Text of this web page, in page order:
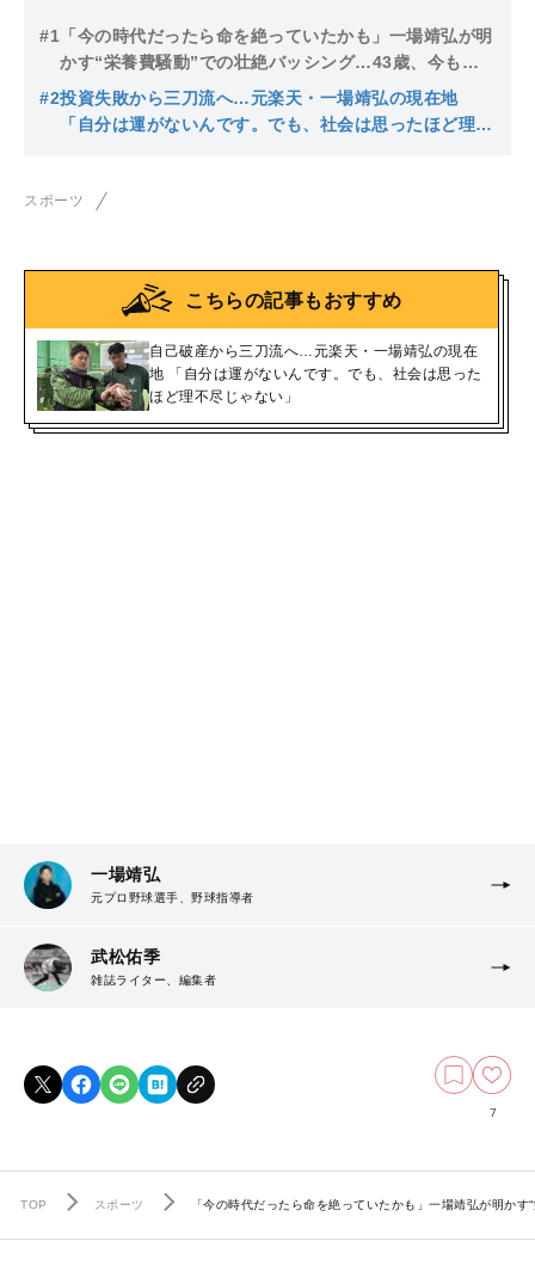
#1 「今の時代だったら命を絶っていたかも」一場靖弘が明
かす“栄養費騒動”での壮絶バッシング…43歳、今も痛
み止めを打ちながら野球に関わり続ける理由
#2投資失敗から三刀流へ…元楽天・一場靖弘の現在地
「自分は運がないんです。でも、社会は思ったほど理不
スポーツ
こちらの記事もおすすめ
自己破産から三刀流へ…元楽天・一場靖弘の現在
地 「自分は運がないんです。でも、社会は思った
ほど理不尽じゃない」
一場靖弘
元プロ野球選手、野球指導者
武松佑季
雑誌ライター、編集者
7
TOP スポーツ 「今の時代だったら命を絶っていたかも」一場靖弘が明か